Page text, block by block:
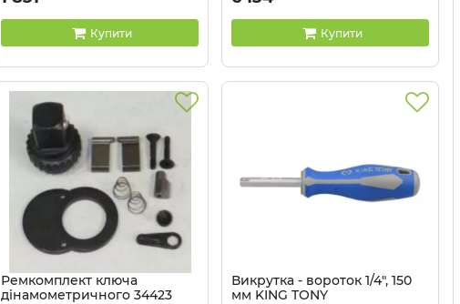
Купити Купити
Ремкомплект ключа
дінамометричного 34423
Викрутка - вороток 1/4", 150
мм KING TONY